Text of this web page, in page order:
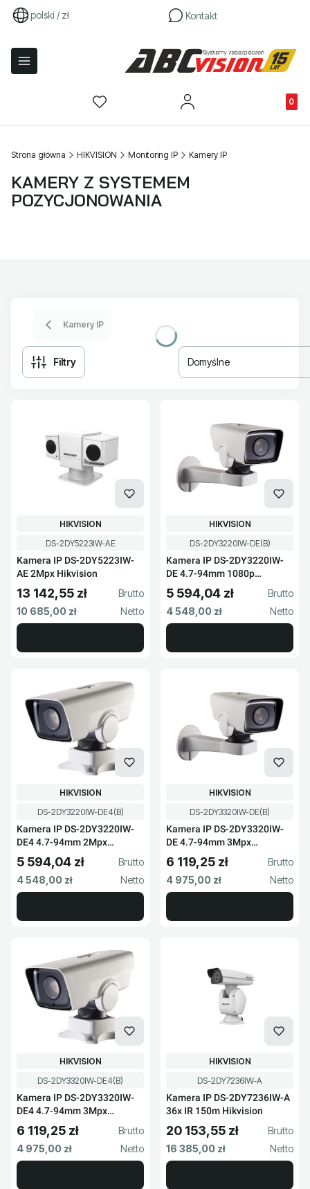
polski / zł Kontakt
Strona główna HIKVISION Monitoring IP Kamery IP
KAMERY Z SYSTEMEM
POZYCJONOWANIA
Kamery IP
Filtry Domyślne
Kod produktu
DS-2DY5223IW-AE
Kamera IP DS-2DY5223IW-
AE 2Mpx Hikvision
PRODUCENT
HIKVISION
Cena brutto
13 142,55 zł
Cena netto
10 685,00 zł
Kod produktu
DS-2DY3220IW-DE(B)
Kamera IP DS-2DY3220IW-
DE 4.7-94mm 1080p
Hikvision
PRODUCENT
HIKVISION
Cena brutto
5 594,04 zł
Cena netto
4 548,00 zł
Kod produktu
DS-2DY3220IW-DE4(B)
Kamera IP DS-2DY3220IW-
DE4 4.7-94mm 2Mpx
Hikvision
PRODUCENT
HIKVISION
Cena brutto
5 594,04 zł
Cena netto
4 548,00 zł
Kod produktu
DS-2DY3320IW-DE(B)
Kamera IP DS-2DY3320IW-
DE 4.7-94mm 3Mpx
Hikvision
PRODUCENT
HIKVISION
Cena brutto
6 119,25 zł
Cena netto
4 975,00 zł
Kod produktu
DS-2DY3320IW-DE4(B)
Kamera IP DS-2DY3320IW-
DE4 4.7-94mm 3Mpx
Hikvision
PRODUCENT
HIKVISION
Cena brutto
6 119,25 zł
Cena netto
4 975,00 zł
Kod produktu
DS-2DY7236IW-A
Kamera IP DS-2DY7236IW-A
36x IR 150m Hikvision
PRODUCENT
HIKVISION
Cena brutto
20 153,55 zł
Cena netto
16 385,00 zł